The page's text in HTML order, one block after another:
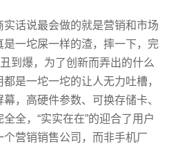
话说最会做的就是营销和市场
一坨屎一样的渣，摔一下，完
到爆，为了创新而弄出的什么
是一坨一坨的让人无力吐槽，
，高硬件参数、可换存储卡、
全，“实实在在”的迎合了用户
营销销售公司，而非手机厂